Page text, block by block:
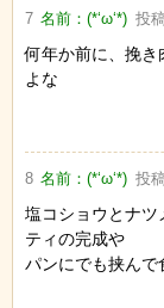
7 名前：(*‘ω‘*) 投
何年か前に、挽き
よな
8 名前：(*‘ω‘*) 投
塩コショウとナツ
ティの完成や
パンにでも挟んで